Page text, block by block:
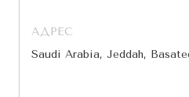
АДРЕС
Saudi Arabia, Jeddah,